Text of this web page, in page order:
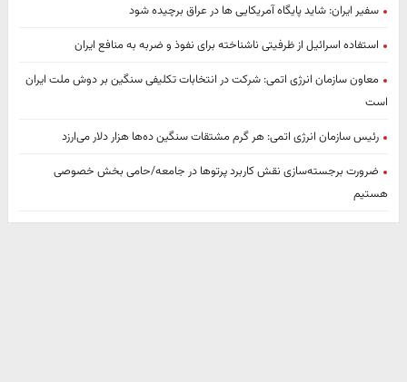
سفیر ایران: شاید پایگاه آمریکایی ها در عراق برچیده شود
استفاده اسرائیل از ظرفیتی ناشناخته برای نفوذ و ضربه به منافع ایران
معاون سازمان انرژی اتمی: شرکت در انتخابات تکلیفی سنگین‌ بر دوش ملت ایران
است
رئیس سازمان انرژی اتمی: هر گرم مشتقات سنگین ده‌ها هزار دلار می‌ارزد
ضرورت برجسته‌سازی نقش کاربرد پرتوها در جامعه/حامی بخش خصوصی
هستیم